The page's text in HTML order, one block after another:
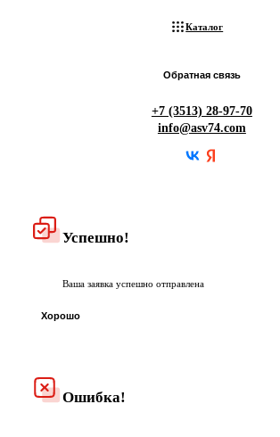
Каталог
Обратная связь
+7 (3513) 28-97-70
info@asv74.com
Успешно!
Ваша заявка успешно отправлена
Хорошо
Ошибка!